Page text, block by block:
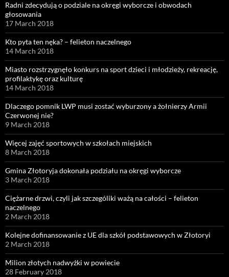
Radni zdecydują o podziale na okręgi wyborcze i obwodach
głosowania
17 March 2018
Kto pyta ten nęka? – felieton naczelnego
14 March 2018
Miasto rozstrzygnęło konkurs na sport dzieci i młodzieży, rekreację,
profilaktykę oraz kulturę
14 March 2018
Dlaczego pomnik LWP musi zostać wyburzony a żołnierzy Armii
Czerwonej nie?
9 March 2018
Więcej zajęć sportowych w szkołach miejskich
8 March 2018
Gmina Złotoryja dokonała podziału na okręgi wyborcze
3 March 2018
Ciężarne drzwi, czyli jak szczególiki ważą na całości – felieton
naczelnego
2 March 2018
Kolejne dofinansowanie z UE dla szkół podstawowych w Złotoryi
2 March 2018
Milion złotych nadwyżki w powiecie
28 February 2018